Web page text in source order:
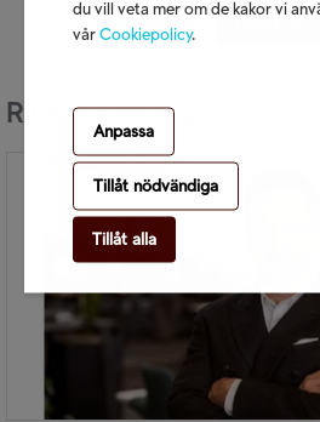
du vill veta mer om de kakor vi
vårCookiepolicy.
Anpassa
Tillåt nödvändiga
Tillåt alla
Rikard Sjöberg